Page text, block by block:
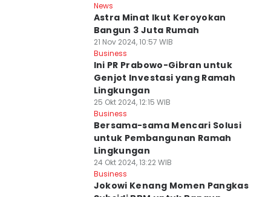
News
Astra Minat Ikut Keroyokan
Bangun 3 Juta Rumah
21 Nov 2024, 10:57 WIB
Business
Ini PR Prabowo-Gibran untuk
Genjot Investasi yang Ramah
Lingkungan
25 Okt 2024, 12:15 WIB
Business
Bersama-sama Mencari Solusi
untuk Pembangunan Ramah
Lingkungan
24 Okt 2024, 13:22 WIB
Business
Jokowi Kenang Momen Pangkas